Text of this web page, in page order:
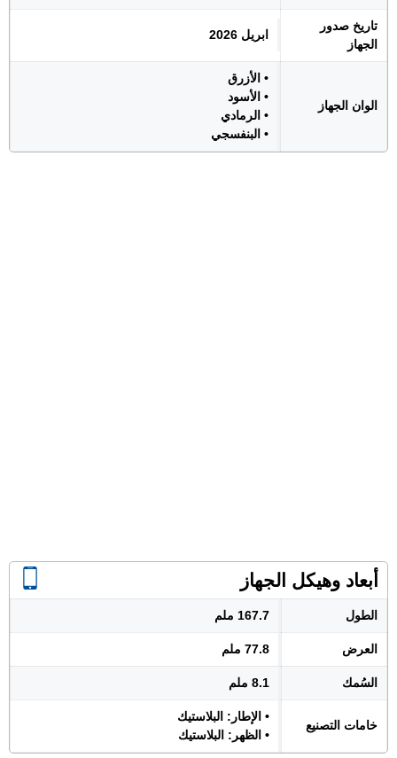
تاريخ صدور
الجهاز
ابريل 2026
الوان الجهاز
• الأزرق
• الأسود
• الرمادي
• البنفسجي
أبعاد وهيكل الجهاز
الطول 167.7 ملم
العرض 77.8 ملم
السُمك 8.1 ملم
خامات التصنيع
• الإطار: البلاستيك
• الظهر: البلاستيك